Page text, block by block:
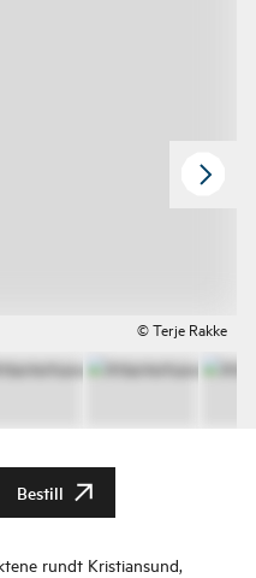
© Terje Rakke
Bestill
rundt Kristiansund,